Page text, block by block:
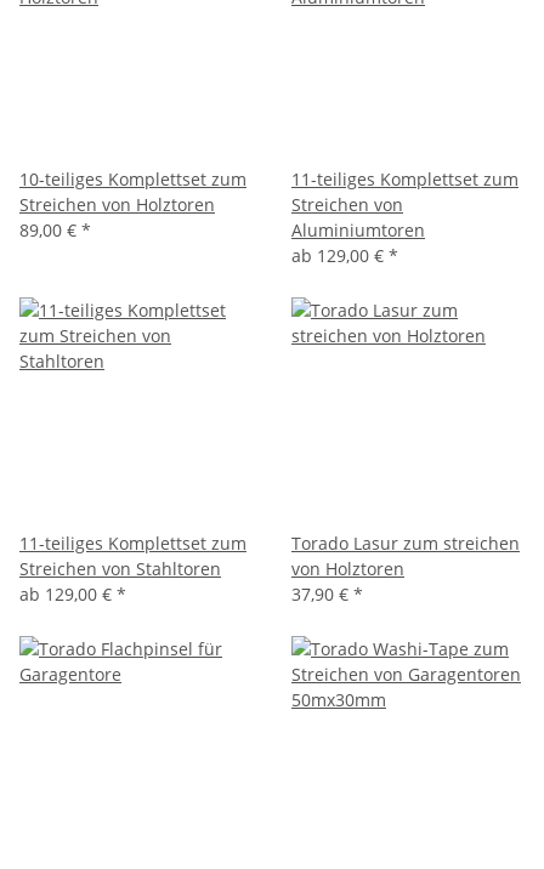
10-teiliges Komplettset zum
Streichen von Holztoren
89,00 € *
11-teiliges Komplettset zum
Streichen von
Aluminiumtoren
ab 129,00 € *
11-teiliges Komplettset zum
Streichen von Stahltoren
ab 129,00 € *
Torado Lasur zum streichen
von Holztoren
37,90 € *